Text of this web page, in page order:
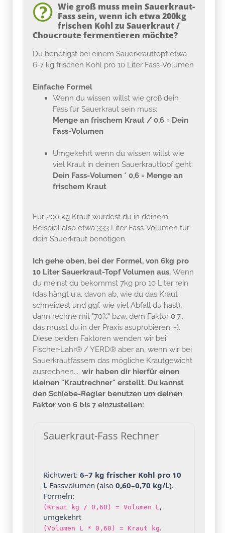
Wie groß muss mein Sauerkraut-
Fass sein, wenn ich etwa 200kg
frischen Kohl zu Sauerkraut /
Choucroute fermentieren möchte?
Du benötigst bei einem Sauerkrauttopf etwa
6-7 kg frischen Kohl pro 10 Liter Fass-Volumen
Einfache Formel
Wenn du wissen willst wie groß dein
Fass für Sauerkraut sein muss:
Menge an frischem Kraut / 0,6 = Dein
Fass-Volumen
Umgekehrt wenn du wissen willst wie
viel Kraut in deinen Sauerkrauttopf geht:
Dein Fass-Volumen * 0,6 = Menge an
frischem Kraut
Für 200 kg Kraut würdest du in deinem
Beispiel also etwa 333 Liter Fass-Volumen für
dein Sauerkraut benötigen.
Ich gehe oben, bei der Formel, von 6kg pro
10 Liter Sauerkraut-Topf Volumen aus. Wenn
du meinst du bekommst 7kg pro 10 Liter rein
(das hängt u.a. davon ab, wie du das Kraut
schneidest und ggf. wie viel Abfall du hast),
dann rechne mit "70%" bzw. dem Faktor 0,7...
das musst du in der Praxis asuprobieren :-).
Diese beiden Faktoren wenden wir bei
Fischer-Lahr® / YERD® aber an, wenn wir bei
Sauerkrautfässern das mögliche Krautgewicht
ausrechnen.... wir haben dir hierfür einen
kleinen "Krautrechner" erstellt. Du kannst
den Schiebe-Regler benutzen um deinen
Faktor von 6 bis 7 einzustellen:
Sauerkraut-Fass Rechner
Richtwert: 6–7 kg frischer Kohl pro 10
L Fassvolumen (also 0,60–0,70 kg/L).
Formeln:
(Kraut kg / 0,60) = Volumen L ,
umgekehrt
(Volumen L * 0,60) = Kraut kg.